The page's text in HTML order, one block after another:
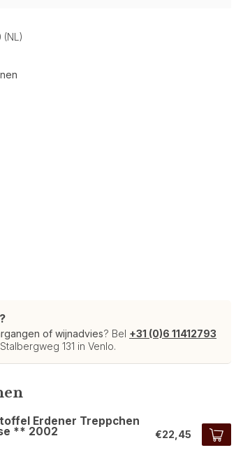
of wijnadvies? Bel +31 (0)6 11412793
131 in Venlo.
Erdener Treppchen
** 2002 €22,45